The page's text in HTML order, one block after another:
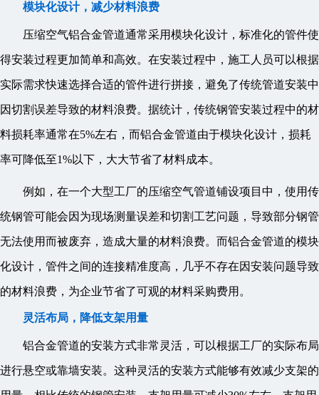
模块化设计，减少材料浪费
压缩空气铝合金管道通常采用模块化设计，标准化的管件使
得安装过程更加简单和高效。在安装过程中，施工人员可以根据
实际需求快速选择合适的管件进行拼接，避免了传统管道安装中
因切割误差导致的材料浪费。据统计，传统钢管安装过程中的材
料损耗率通常在5%左右，而铝合金管道由于模块化设计，损耗
率可降低至1%以下，大大节省了材料成本。
例如，在一个大型工厂的压缩空气管道铺设项目中，使用传
统钢管可能会因为现场测量误差和切割工艺问题，导致部分钢管
无法使用而被废弃，造成大量的材料浪费。而铝合金管道的模块
化设计，管件之间的连接精准度高，几乎不存在因安装问题导致
的材料浪费，为企业节省了可观的材料采购费用。
灵活布局，降低支架用量
铝合金管道的安装方式非常灵活，可以根据工厂的实际布局
进行悬空或靠墙安装。这种灵活的安装方式能够有效减少支架的